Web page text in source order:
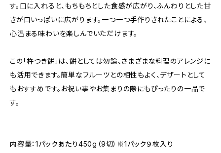
す。口に入れると、もちもちとした食感が広がり、ふんわりとした甘
さが口いっぱいに広がります。一つ一つ手作りされたことによる、
心温まる味わいを楽しんでいただけます。
この「杵つき餅」は、餅としては勿論、さまざまな料理のアレンジに
も活用できます。簡単なフルーツとの相性もよく、デザートとして
もおすすめです。お祝い事やお集まりの際にもぴったりの一品で
す。
内容量：1パックあたり450g（9切）※1パック９枚入り